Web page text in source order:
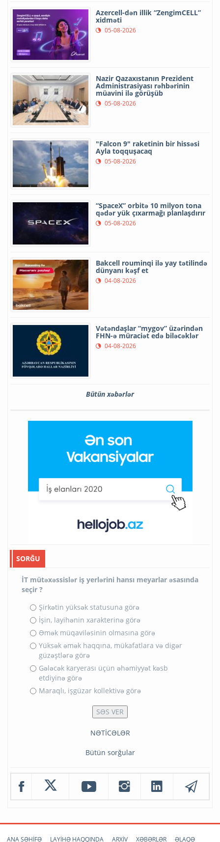
Azercell-dən illik “ZengimCELL”
xidməti
05-08-2026
Nazir Qazaxıstanın Prezident
Administrasiyası rəhbərinin
müavini ilə görüşüb
05-08-2026
"Falcon 9" raketinin bir hissəsi
Ayla toqquşacaq
05-08-2026
“SpaceX” orbitə 10 milyon tona
qədər yük çıxarmağı planlaşdırır
05-08-2026
Bakcell rouminqi ilə yay tətilində
dünyanı kəşf et
04-08-2026
Vətəndaşlar “mygov” üzərindən
FHN-ə müraciət edə biləcəklər
04-08-2026
Bütün xəbərlər
SORĞU
İT mütəxəssislər iş yerlərini hansı meyarlar əsasında
seçir ?
Şirkətin yüksək statusuna görə
İşin, layihənin xarakterinə görə
Əmək müqaviləsinin olmasına görə
Yüksək əmək haqqına, mükafatlara və digər
güzəştlərə görə
Gələcək karyerası üçün əhəmiyyət kəsb
etdiyinə görə
Maraqlı, işgüzar kollektivə görə
NƏTİCƏLƏR
Bütün sorğular
ANA SƏHİFƏ LAYİHƏ HAQQINDA ARXİV XƏBƏRLƏR ƏLAQƏ